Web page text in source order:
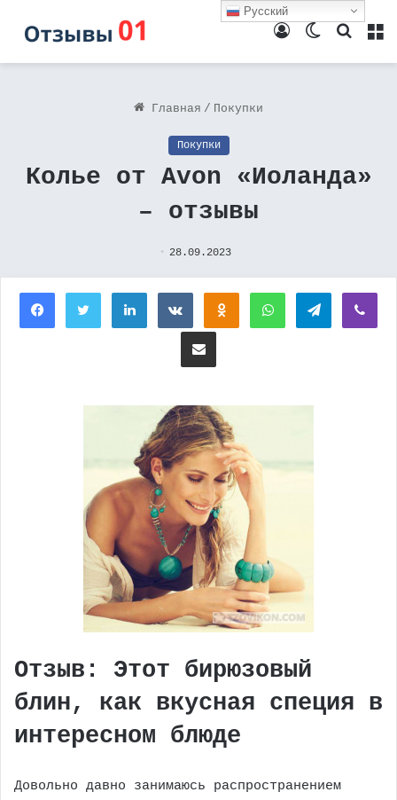
Поиск
Switch
Войти
Главная / Покупки
Покупки
Колье от Avon «Иоланда»
– отзывы
28.09.2023
FacebookTwitterLinkedInВконтактеОдноклассники
WhatsAppTelegram
Поделиться через электронную почту
Отзыв: Этот бирюзовый
блин, как вкусная специя в
интересном блюде
Довольно давно занимаюсь распространением
Русский